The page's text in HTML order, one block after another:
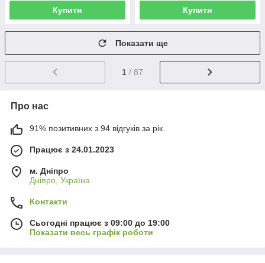
Купити Купити
Показати ще
1 / 87
Про нас
91% позитивних з 94 відгуків за рік
Працює з 24.01.2023
м. Дніпро
Дніпро, Україна
Контакти
Сьогодні працює з 09:00 до 19:00
Показати весь графік роботи